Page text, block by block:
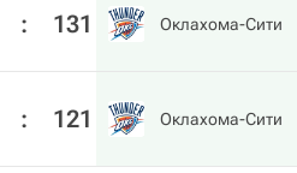
: 131 Оклахома-Сити
: 121 Оклахома-Сити